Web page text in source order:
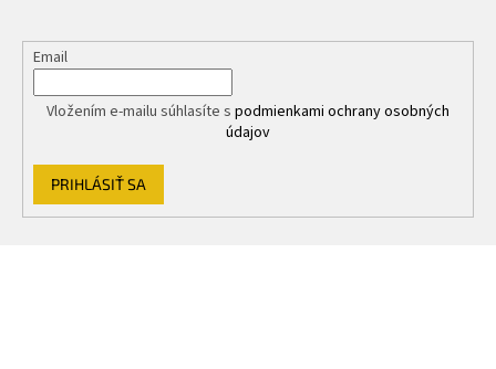
p
u
Email
Vložením e-mailu súhlasíte s podmienkami ochrany osobných
údajov
PRIHLÁSIŤ SA